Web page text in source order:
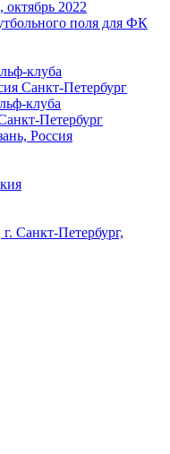
2022
поля для ФК
клуба
Петербург
клуба
Петербург
Россия
Санкт-Петербург,